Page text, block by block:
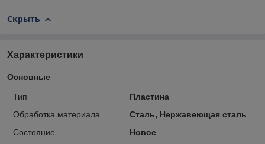
Скрыть
Характеристики
Основные
Тип
Пластина
Обработка материала
Сталь, Нержавеющая сталь
Состояние
Новое